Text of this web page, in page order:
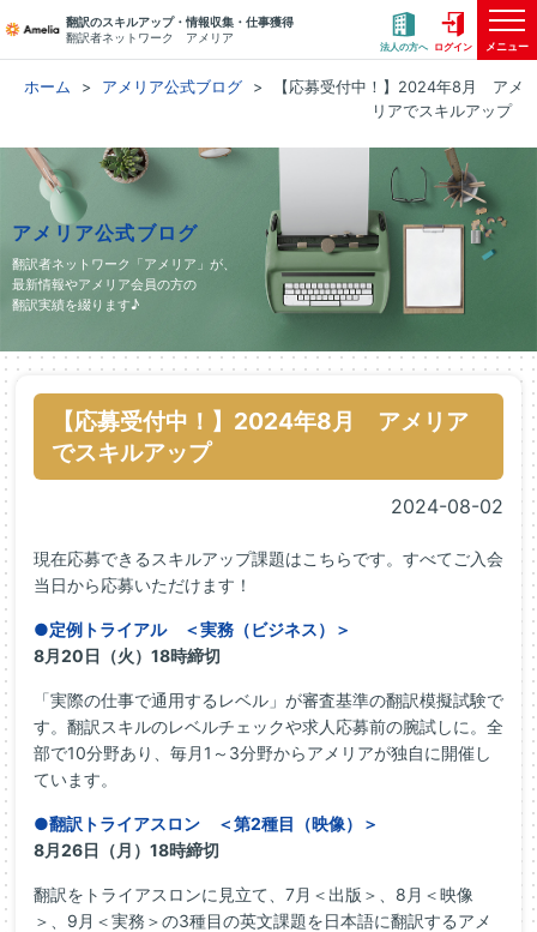
翻訳のスキルアップ・情報収集・仕事獲得
翻訳者ネットワーク アメリア
法人の方へ ログイン メニュー
ホーム アメリア公式ブログ
【応募受付中！】2024年8月 アメ
リアでスキルアップ
アメリア公式ブログ
翻訳者ネットワーク「アメリア」が、
最新情報やアメリア会員の方の
翻訳実績を綴ります♪
【応募受付中！】2024年8月 アメリア
でスキルアップ
2024-08-02
現在応募できるスキルアップ課題はこちらです。すべてご入会
当日から応募いただけます！
●定例トライアル ＜実務（ビジネス）＞
8月20日（火）18時締切
「実際の仕事で通用するレベル」が審査基準の翻訳模擬試験で
す。翻訳スキルのレベルチェックや求人応募前の腕試しに。全
部で10分野あり、毎月1～3分野からアメリアが独自に開催し
ています。
●翻訳トライアスロン ＜第2種目（映像）＞
8月26日（月）18時締切
翻訳をトライアスロンに見立て、7月＜出版＞、8月＜映像
＞、9月＜実務＞の3種目の英文課題を日本語に翻訳するアメ